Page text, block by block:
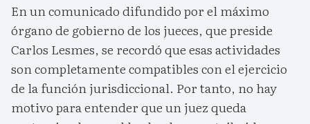
En un comunicado difundido por el máximo
órgano de gobierno de los jueces, que preside
Carlos Lesmes, se recordó que esas actividades
son completamente compatibles con el ejercicio
de la función jurisdiccional. Por tanto, no hay
motivo para entender que un juez queda